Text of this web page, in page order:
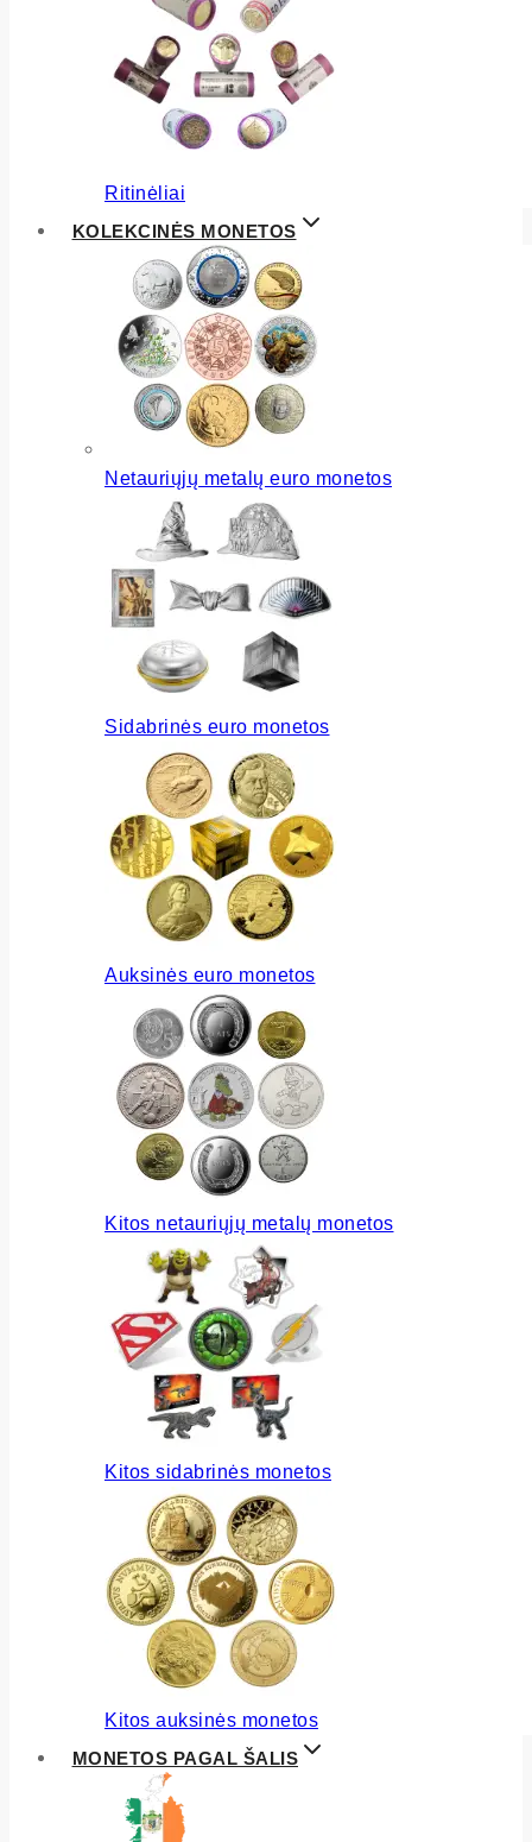
Ritinėliai
KOLEKCINĖS MONETOS
Netauriųjų metalų euro monetos
Sidabrinės euro monetos
Auksinės euro monetos
Kitos netauriųjų metalų monetos
Kitos sidabrinės monetos
Kitos auksinės monetos
MONETOS PAGAL ŠALIS